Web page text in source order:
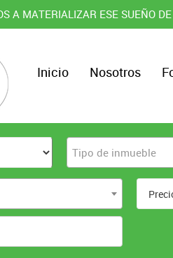
A MATERIALIZAR ESE SUEÑO
Inicio Nosotros
Tipo de inmueble